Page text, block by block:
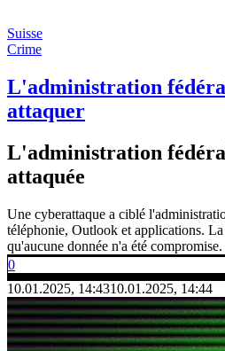
Suisse
Crime
L'administration
attaquer
L'administration
attaquée
Une cyberattaque a ciblé
téléphonie, Outlook et applications.
qu'aucune donnée n'a été compromise.
0
10.01.2025, 14:4310.01.2025, 14:44